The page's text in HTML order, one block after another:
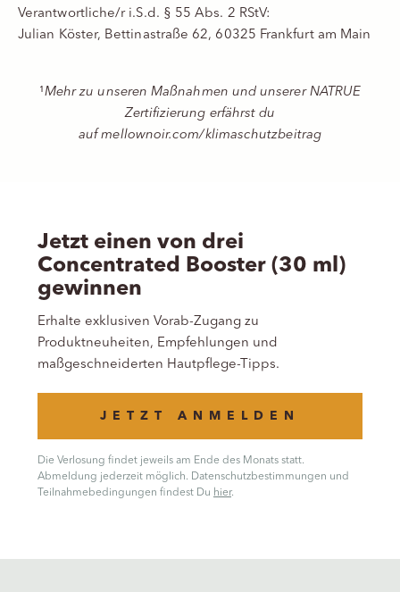
Verantwortliche/r i.S.d. § 55 Abs. 2 RStV:
Julian Köster, Bettinastraße 62, 60325 Frankfurt am Main
¹Mehr zu unseren Maßnahmen und unserer NATRUE
Zertifizierung erfährst du
aufmellownoir.com/klimaschutzbeitrag
Jetzt einen von drei
Concentrated Booster (30 ml)
gewinnen
Erhalte exklusiven Vorab-Zugang zu
Produktneuheiten, Empfehlungen und
maßgeschneiderten Hautpflege-Tipps.
JETZT ANMELDEN
Die Verlosung findet jeweils am Ende des Monats statt.
Abmeldung jederzeit möglich. Datenschutzbestimmungen und
Teilnahmebedingungen findest Du hier.